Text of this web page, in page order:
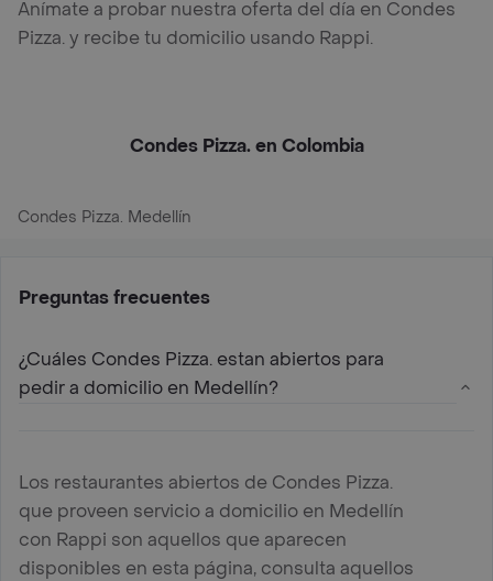
Anímate a probar nuestra oferta del día en Condes
Pizza. y recibe tu domicilio usando Rappi.
Condes Pizza. en Colombia
Condes Pizza. Medellín
Preguntas frecuentes
¿Cuáles Condes Pizza. estan abiertos para
pedir a domicilio en Medellín?
Los restaurantes abiertos de Condes Pizza.
que proveen servicio a domicilio en Medellín
con Rappi son aquellos que aparecen
disponibles en esta página, consulta aquellos